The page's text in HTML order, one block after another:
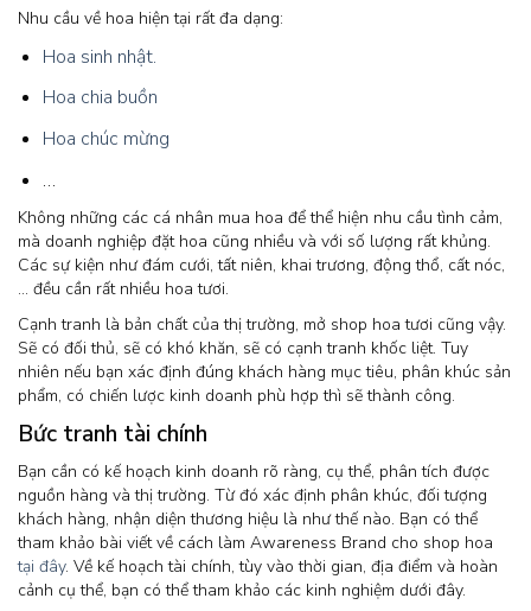
Nhu cầu về hoa hiện tại rất đa dạng:
Hoa sinh nhật.
Hoa chia buồn
Hoa chúc mừng
…
Không những các cá nhân mua hoa để thể hiện nhu cầu tình cảm,
mà doanh nghiệp đặt hoa cũng nhiều và với số lượng rất khủng.
Các sự kiện như đám cưới, tất niên, khai trương, động thổ, cất nóc,
… đều cần rất nhiều hoa tươi.
Cạnh tranh là bản chất của thị trường, mở shop hoa tươi cũng vậy.
Sẽ có đối thủ, sẽ có khó khăn, sẽ có cạnh tranh khốc liệt. Tuy
nhiên nếu bạn xác định đúng khách hàng mục tiêu, phân khúc sản
phẩm, có chiến lược kinh doanh phù hợp thì sẽ thành công.
Bức tranh tài chính
Bạn cần có kế hoạch kinh doanh rõ ràng, cụ thể, phân tích được
nguồn hàng và thị trường. Từ đó xác định phân khúc, đối tượng
khách hàng, nhận diện thương hiệu là như thế nào. Bạn có thể
tham khảo bài viết về cách làm Awareness Brand cho shop hoa
tại đây. Về kế hoạch tài chính, tùy vào thời gian, địa điểm và hoàn
cảnh cụ thể, bạn có thể tham khảo các kinh nghiệm dưới đây.